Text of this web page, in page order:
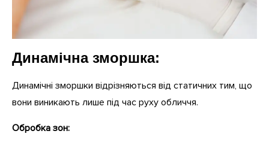
Динамічна зморшка:
Динамічні зморшки відрізняються від статичних тим, що
вони виникають лише під час руху обличчя.
Обробка зон: